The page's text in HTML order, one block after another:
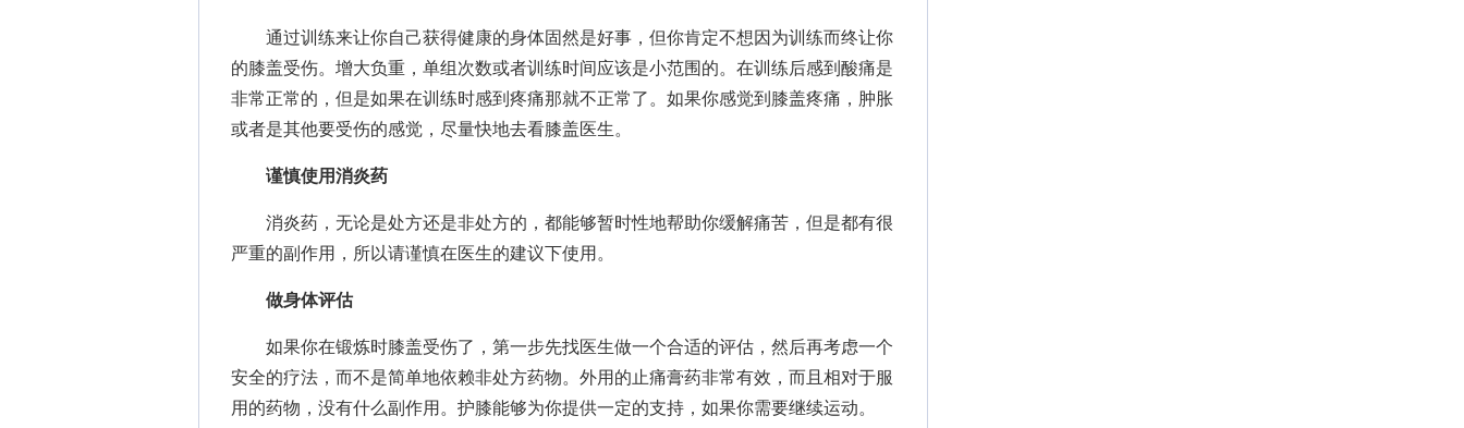
通过训练来让你自己获得健康的身体固然是好事，但你肯定不想因为训练而终让你
的膝盖受伤。增大负重，单组次数或者训练时间应该是小范围的。在训练后感到酸痛是
非常正常的，但是如果在训练时感到疼痛那就不正常了。如果你感觉到膝盖疼痛，肿胀
或者是其他要受伤的感觉，尽量快地去看膝盖医生。
谨慎使用消炎药
消炎药，无论是处方还是非处方的，都能够暂时性地帮助你缓解痛苦，但是都有很
严重的副作用，所以请谨慎在医生的建议下使用。
做身体评估
如果你在锻炼时膝盖受伤了，第一步先找医生做一个合适的评估，然后再考虑一个
安全的疗法，而不是简单地依赖非处方药物。外用的止痛膏药非常有效，而且相对于服
用的药物，没有什么副作用。护膝能够为你提供一定的支持，如果你需要继续运动。